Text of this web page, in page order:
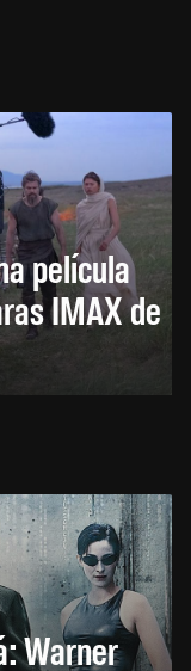
película
IMAX de
Warner